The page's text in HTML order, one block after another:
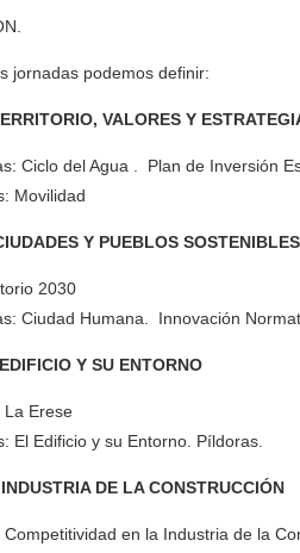
jornadas podemos definir:
VALORES Y
Ciclo del Agua . Plan de Inversión
Movilidad
Y PUEBLOS
2030
Ciudad Humana. Innovación
Y SU ENTORNO
La Erese
El Edificio y su Entorno. Píldoras.
DE LA CONSTRUCCIÓN
en la Industria de la